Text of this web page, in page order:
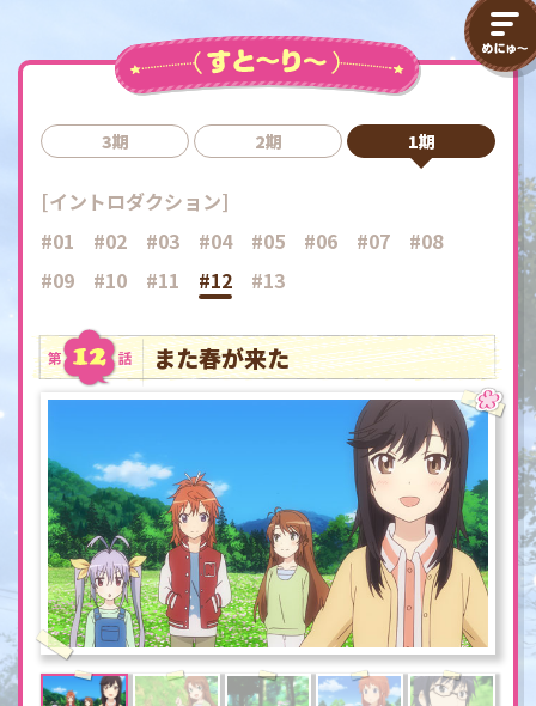
3期 2期 1期
[イントロダクション]
#01
#02 #03 #04 #05 #06 #07
#08
#09
#10 #11 #12 #13
また春が来た